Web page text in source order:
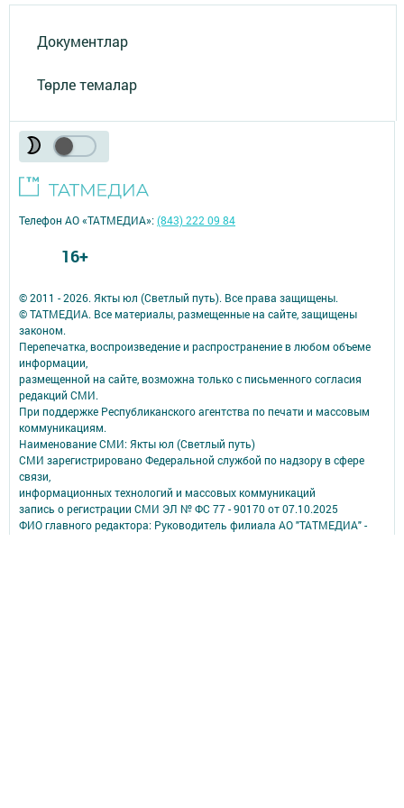
Документлар
Төрле темалар
© 2011 - 2026. Якты юл (Светлый путь). Все права защищены.
© ТАТМЕДИА. Все материалы, размещенные на сайте, защищены
законом.
Перепечатка, воспроизведение и распространение в любом объеме
информации,
размещенной на сайте, возможна только с письменного согласия
редакций СМИ.
При поддержке Республиканского агентства по печати и массовым
коммуникациям.
Наименование СМИ: Якты юл (Светлый путь)
СМИ зарегистрировано Федеральной службой по надзору в сфере
связи,
информационных технологий и массовых коммуникаций
запись о регистрации СМИ ЭЛ № ФС 77 - 90170 от 07.10.2025
ФИО главного редактора: Руководитель филиала АО "ТАТМЕДИА" -
Телефон АО «ТАТМЕДИА»:(843) 222 09 84
16+